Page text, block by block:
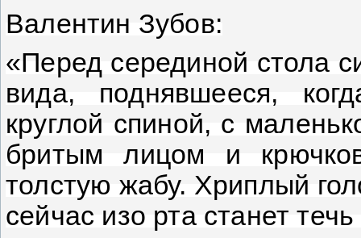
Валентин Зубов:
«Перед серединой стола
вида, поднявшееся,
круглой спиной, с
бритым лицом и
толстую жабу. Хриплый
сейчас изо рта станет